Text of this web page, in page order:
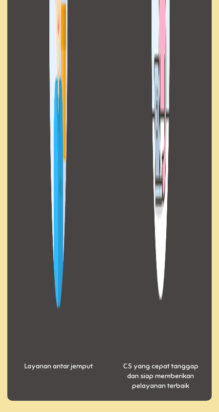
Layanan antar jemput
CS yang cepat tanggap
dan siap memberikan
pelayanan terbaik